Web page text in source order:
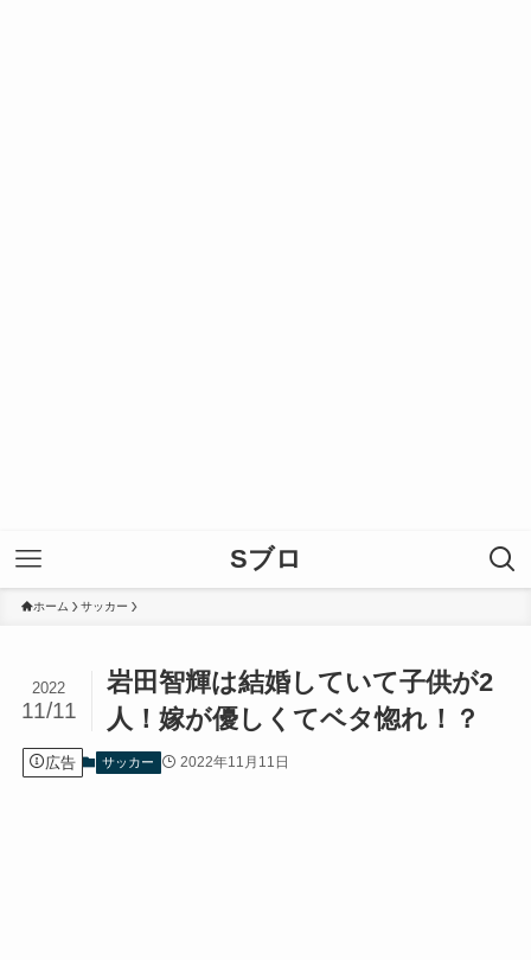
Sブロ
ホーム サッカー
岩田智輝は結婚していて子供が2
人！嫁が優しくてベタ惚れ！？
2022
11/11
広告 サッカー 2022年11月11日